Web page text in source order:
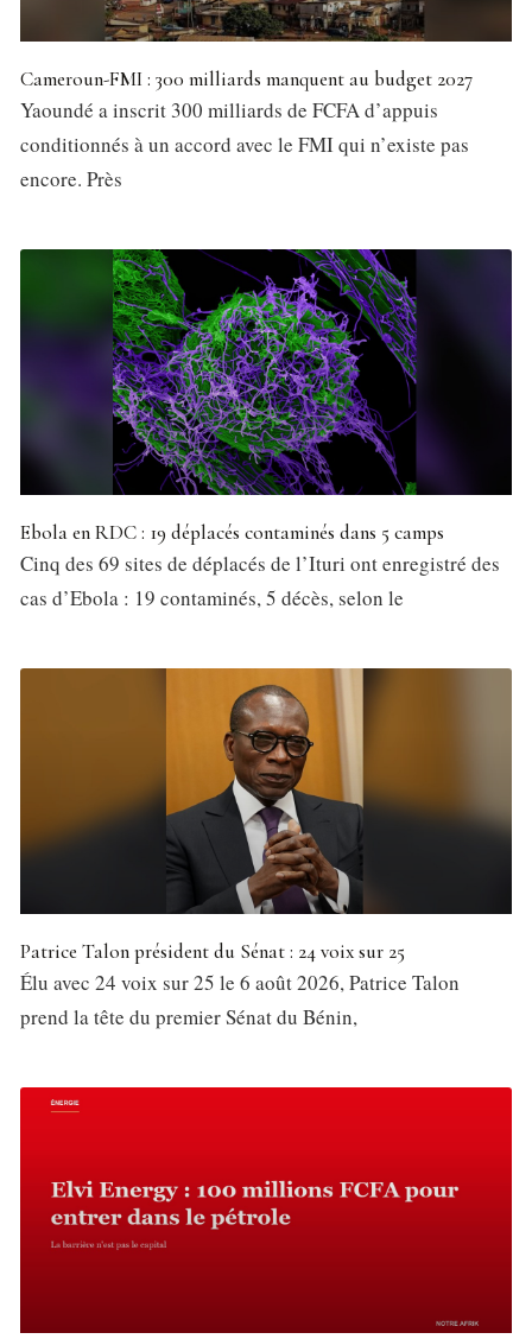
Cameroun-FMI : 300 milliards manquent au budget 2027
Yaoundé a inscrit 300 milliards de FCFA d’appuis
conditionnés à un accord avec le FMI qui n’existe pas
encore. Près
Ebola en RDC : 19 déplacés contaminés dans 5 camps
Cinq des 69 sites de déplacés de l’Ituri ont enregistré des
cas d’Ebola : 19 contaminés, 5 décès, selon le
Patrice Talon président du Sénat : 24 voix sur 25
Élu avec 24 voix sur 25 le 6 août 2026, Patrice Talon
prend la tête du premier Sénat du Bénin,